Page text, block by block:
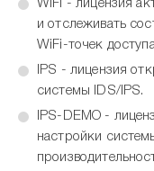
WIFI - лицензия
и отслеживать
WiFi-точек
IPS - лицензия
системы IDS/IPS.
IPS-DEMO -
настройки